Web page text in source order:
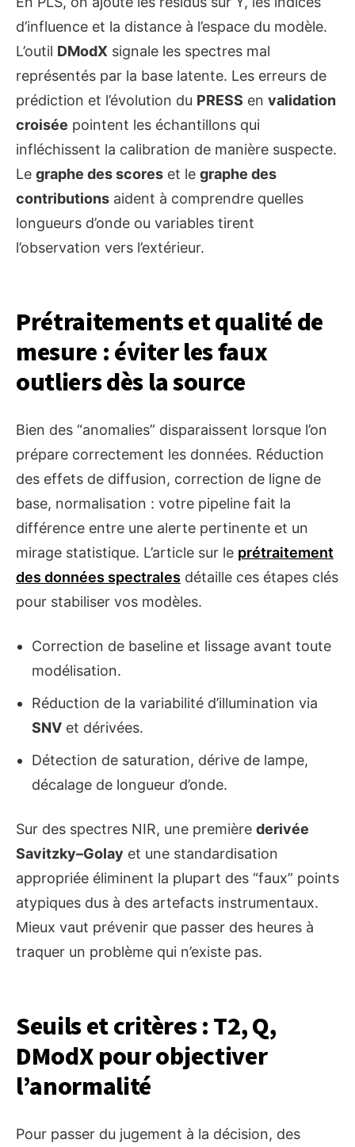
d’influence et la distance à l’espace du modèle.
L’outil DModX signale les spectres mal
représentés par la base latente. Les erreurs de
prédiction et l’évolution du PRESS en validation
croisée pointent les échantillons qui
infléchissent la calibration de manière suspecte.
Le graphe des scores et le graphe des
contributions aident à comprendre quelles
longueurs d’onde ou variables tirent
l’observation vers l’extérieur.
Prétraitements et qualité de
mesure : éviter les faux
outliers dès la source
Bien des “anomalies” disparaissent lorsque l’on
prépare correctement les données. Réduction
des effets de diffusion, correction de ligne de
base, normalisation : votre pipeline fait la
différence entre une alerte pertinente et un
mirage statistique. L’article sur le prétraitement
des données spectrales détaille ces étapes clés
pour stabiliser vos modèles.
Correction de baseline et lissage avant toute
modélisation.
Réduction de la variabilité d’illumination via
SNV et dérivées.
Détection de saturation, dérive de lampe,
décalage de longueur d’onde.
Sur des spectres NIR, une première derivée
Savitzky–Golay et une standardisation
appropriée éliminent la plupart des “faux” points
atypiques dus à des artefacts instrumentaux.
Mieux vaut prévenir que passer des heures à
traquer un problème qui n’existe pas.
Seuils et critères : T2, Q,
DModX pour objectiver
l’anormalité
Pour passer du jugement à la décision, des